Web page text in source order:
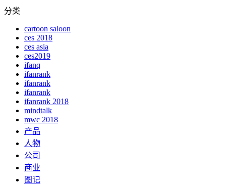
分类
cartoon saloon
ces 2018
ces asia
ces2019
ifanq
ifanrank
ifanrank
ifanrank
ifanrank 2018
mindtalk
mwc 2018
产品
人物
公司
商业
图记